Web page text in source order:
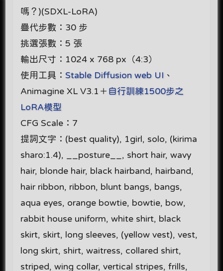
嗎？)(SDXL-LoRA)
疊代步數：30 步
挑選張數：5 張
輸出尺寸：1024 x 768 px（4:3）
使用工具： Stable Diffusion web UI 、
Animagine XL V3.1＋ 自行訓練1500步之
LoRA模型
CFG Scale：7
提詞文字：(best quality), 1girl, solo, (kirima
sharo:1.4), __posture__, short hair, wavy
hair, blonde hair, black hairband, hairband,
hair ribbon, ribbon, blunt bangs, bangs,
aqua eyes, orange bowtie, bowtie, bow,
rabbit house uniform, white shirt, black
skirt, skirt, long sleeves, (yellow vest), vest,
long skirt, shirt, waitress, collared shirt,
striped, wing collar, vertical stripes, frills,